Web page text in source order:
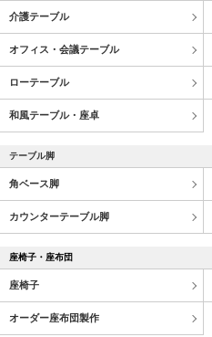
介護テーブル
オフィス・会議テーブル
ローテーブル
和風テーブル・座卓
テーブル脚
角ベース脚
カウンターテーブル脚
座椅子・座布団
座椅子
オーダー座布団製作